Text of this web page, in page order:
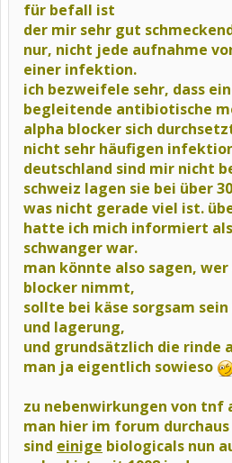
für befall ist
der mir sehr gut
nur, nicht jede aufnahme
einer infektion.
ich bezweifele sehr, dass
begleitende antibiotische
alpha blocker sich
nicht sehr häufigen
deutschland sind mir nicht
schweiz lagen sie bei über
was nicht gerade viel ist.
hatte ich mich informiert
schwanger war.
man könnte also sagen,
blocker nimmt,
sollte bei käse sorgsam
und lagerung,
und grundsätzlich die rinde
man ja eigentlich sowieso
zu nebenwirkungen von tnf
man hier im forum durchaus
sind einige biologicals nun